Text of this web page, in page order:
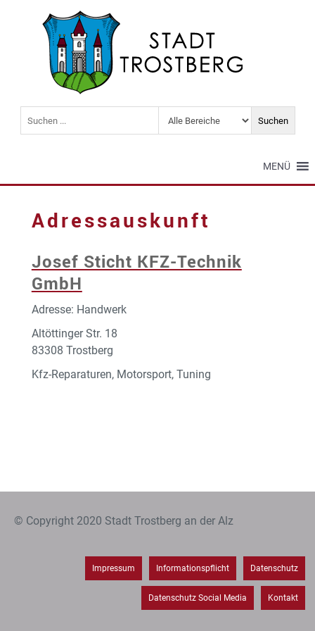
MENÜ
Adressauskunft
Josef Sticht KFZ-Technik
GmbH
Adresse: Handwerk
Altöttinger Str. 18
83308 Trostberg
Kfz-Reparaturen, Motorsport, Tuning
© Copyright 2020 Stadt Trostberg an der Alz
Impressum Informationspflicht Datenschutz
Datenschutz Social Media Kontakt